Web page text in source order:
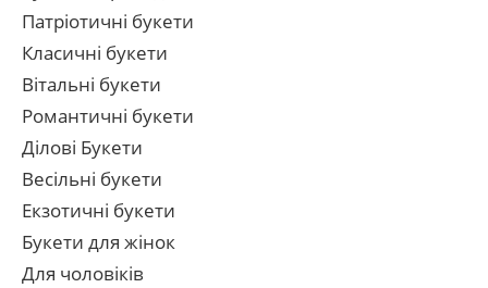
Патріотичні букети
Класичні букети
Вітальні букети
Романтичні букети
Ділові Букети
Весільні букети
Екзотичні букети
Букети для жінок
Для чоловіків